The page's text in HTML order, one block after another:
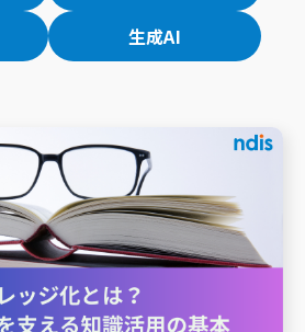
生成AI